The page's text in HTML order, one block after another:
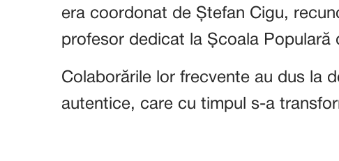
era coordonat de Ștefan Cigu,
profesor dedicat la Școala Populară
Colaborările lor frecvente au dus la
autentice, care cu timpul s-a